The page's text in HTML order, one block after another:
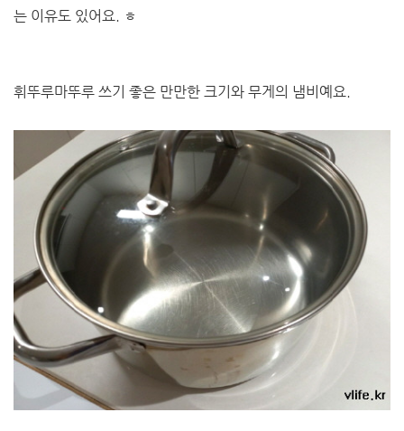
는 이유도 있어요. ㅎ
휘뚜루마뚜루 쓰기 좋은 만만한 크기와 무게의 냄비예요.